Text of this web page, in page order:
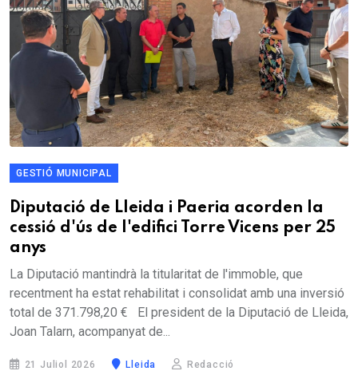
GESTIÓ MUNICIPAL
Diputació de Lleida i Paeria acorden la
cessió d'ús de l'edifici Torre Vicens per 25
anys
La Diputació mantindrà la titularitat de l'immoble, que
recentment ha estat rehabilitat i consolidat amb una inversió
total de 371.798,20 € El president de la Diputació de Lleida,
Joan Talarn, acompanyat de...
21 Juliol 2026 Lleida Redacció